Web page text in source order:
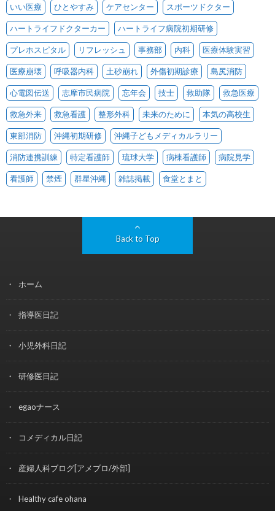
いい医療 ひとやすみ ケアセンター スポーツドクター
ハートライフドクターカー ハートライフ病院初期研修
プレホスピタル リフレッシュ 事務部 内科 医療体験実習
医療崩壊 呼吸器内科 土砂崩れ 外傷初期診療 島尻消防
心電図伝送 志摩市民病院 忘年会 技士 救助隊 救急医療
救急外来 救急看護 整形外科 未来のために 本気の高校生
東部消防 沖縄初期研修 沖縄子どもメディカルラリー
消防連携訓練 特定看護師 琉球大学 病棟看護師 病院見学
看護師 禁煙 群星沖縄 雑誌掲載 食堂とまと
Back to Top
ホーム
指導医日記
小児外科日記
研修医日記
egaoナース
コメディカル日記
産婦人科ブログ[アメブロ/外部]
Healthy cafe ohana